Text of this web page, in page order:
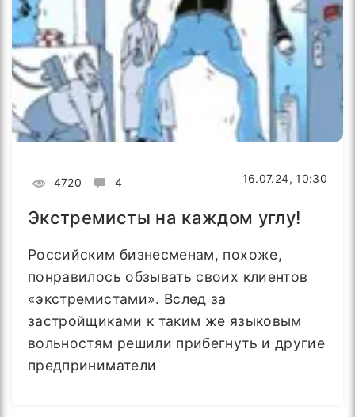
4720 4 16.07.24, 10:30
Экстремисты на каждом углу!
Российским бизнесменам, похоже,
понравилось обзывать своих клиентов
«экстремистами». Вслед за
застройщиками к таким же языковым
вольностям решили прибегнуть и другие
предприниматели